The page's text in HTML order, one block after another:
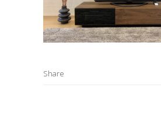
Share